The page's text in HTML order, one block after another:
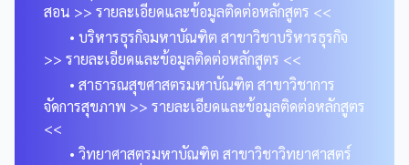
สอน >> รายละเอียดและข้อมูลติดต่อหลักสูตร <<
• บริหารธุรกิจมหาบัณฑิต สาขาวิชาบริหารธุรกิจ
>> รายละเอียดและข้อมูลติดต่อหลักสูตร <<
• สาธารณสุขศาสตรมหาบัณฑิต สาขาวิชาการ
จัดการสุขภาพ >> รายละเอียดและข้อมูลติดต่อหลักสูตร
<<
• วิทยาศาสตรมหาบัณฑิต สาขาวิชาวิทยาศาสตร์